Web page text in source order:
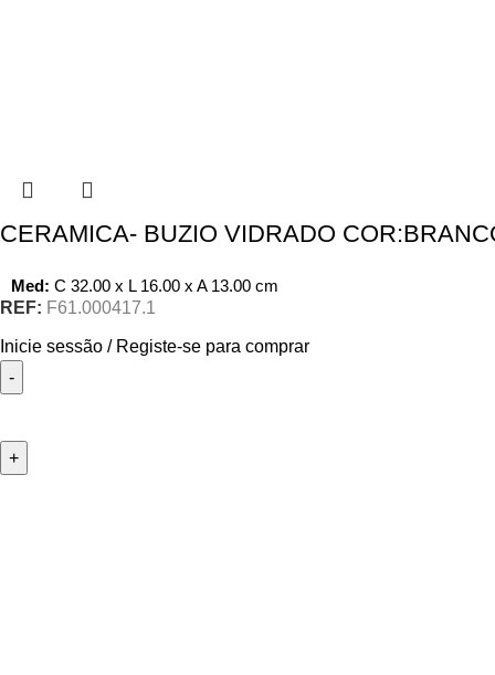
CERAMICA- BUZIO VIDRADO
Med: C 32.00 x L 16.00 x A 13.00 cm
REF: F61.000417.1
Inicie sessão / Registe-se para comprar